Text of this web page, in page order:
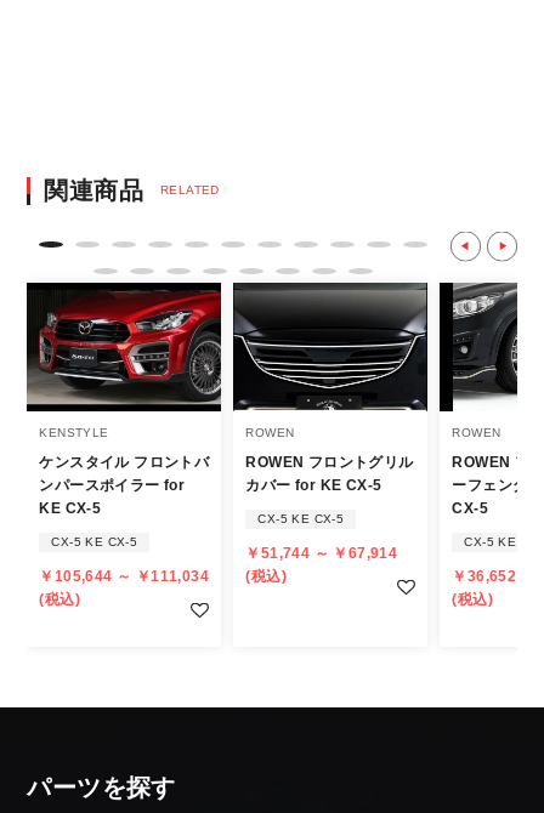
決済後の正式注文後のキャンセルや変更につい
て
・決済後の正式注文後のキャンセルや変更は
不可となりますので、商品やカラー等、お間
違い無いようお願い致します。
※商品写真は実際の商品とカラーやイメー
ジが若干異なる場合もございます。
商品名や説明等でご確認ください。
発送について
・エアロパーツ・マフラー等の大型商品は、
個人宅への直送・営業所止めができないこと
があることはご了承ください。
また、小さな商品でも、メーカーによって
・発送先に、塗装・取付店等の業者様をご指
・メーカーによっては、配送先が自動車関連
業者でなければ、配送出来ないことがあるこ
関連商品 RELATED
KENSTYLE
ケンスタイル フロントバ
ンパースポイラー for
KE CX-5
CX-5 KE CX-5
￥105,644 ～ ￥111,034
(税込)
ROWEN
ROWEN フロントグリル
カバー for KE CX-5
CX-5 KE CX-5
￥51,744 ～ ￥67,914
(税込)
ROWEN
ROWEN フ
ーフェンダ
CX-5
CX-5 KE
￥36,652 ～
(税込)
パーツを探す